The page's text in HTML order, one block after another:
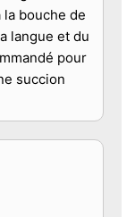
la bouche de
langue et du
pour
succion